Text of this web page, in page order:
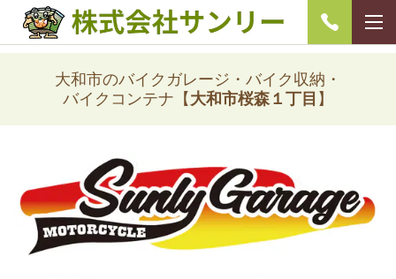
大和市のバイクガレージ・バイク収納・
バイクコンテナ【大和市桜森１丁目 】